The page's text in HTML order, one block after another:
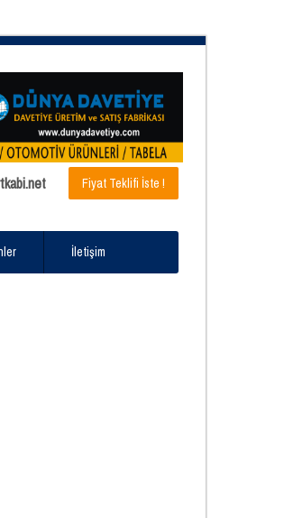
Fiyat Teklifi İste !
İletişim